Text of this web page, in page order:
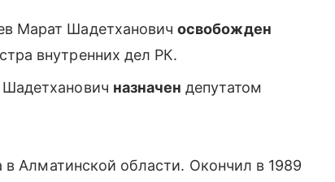
Марат Шадетхановичосвобожден
внутренних дел РК.
назначен депутатом
Алматинской области. Окончил в 1989